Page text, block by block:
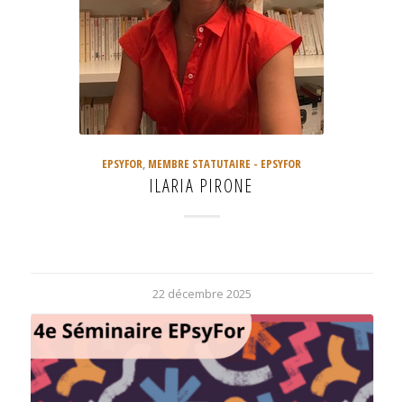
EPSYFOR, MEMBRE STATUTAIRE - EPSYFOR
ILARIA PIRONE
22 décembre 2025